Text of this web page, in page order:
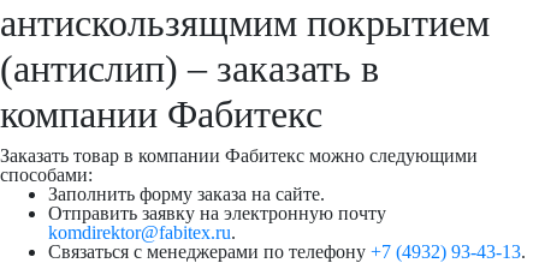
антискользящмим покрытием
(антислип) – заказать в
компании Фабитекс
Заказать товар в компании Фабитекс можно следующими
способами:
Заполнить форму заказа на сайте.
Отправить заявку на электронную почту
komdirektor@fabitex.ru.
Связаться с менеджерами по телефону +7 (4932) 93-43-13.